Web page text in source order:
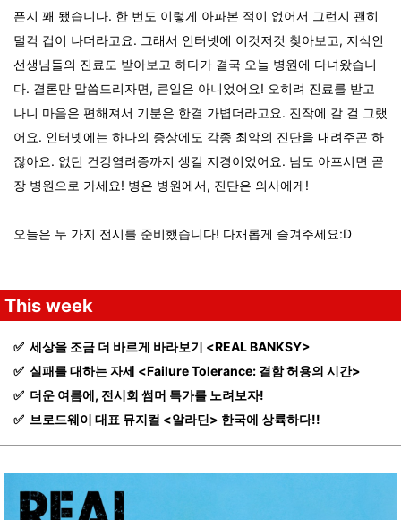
픈지 꽤 됐습니다. 한 번도 이렇게 아파본 적이 없어서 그런지 괜히
덜컥 겁이 나더라고요. 그래서 인터넷에 이것저것 찾아보고, 지식인
선생님들의 진료도 받아보고 하다가 결국 오늘 병원에 다녀왔습니
다. 결론만 말씀드리자면, 큰일은 아니었어요! 오히려 진료를 받고
나니 마음은 편해져서 기분은 한결 가볍더라고요. 진작에 갈 걸 그랬
어요. 인터넷에는 하나의 증상에도 각종 최악의 진단을 내려주곤 하
잖아요. 없던 건강염려증까지 생길 지경이었어요. 님도 아프시면 곧
장 병원으로 가세요! 병은 병원에서, 진단은 의사에게!
오늘은 두 가지 전시를 준비했습니다! 다채롭게 즐겨주세요:D
This week
✅ 세상을 조금 더 바르게 바라보기 <REAL BANKSY>
✅ 실패를 대하는 자세 <Failure Tolerance: 결함 허용의 시간>
✅ 더운 여름에, 전시회 썸머 특가를 노려보자!
✅ 브로드웨이 대표 뮤지컬 <알라딘> 한국에 상륙하다!!